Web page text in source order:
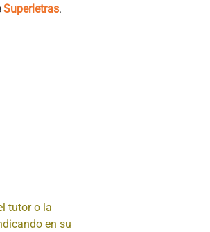
Superletras.
tutor o la
en su